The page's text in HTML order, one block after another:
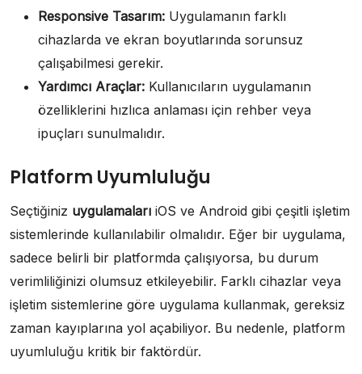
Responsive Tasarım: Uygulamanın farklı
cihazlarda ve ekran boyutlarında sorunsuz
çalışabilmesi gerekir.
Yardımcı Araçlar: Kullanıcıların uygulamanın
özelliklerini hızlıca anlaması için rehber veya
ipuçları sunulmalıdır.
Platform Uyumluluğu
Seçtiğiniz uygulamaları iOS ve Android gibi çeşitli işletim
sistemlerinde kullanılabilir olmalıdır. Eğer bir uygulama,
sadece belirli bir platformda çalışıyorsa, bu durum
verimliliğinizi olumsuz etkileyebilir. Farklı cihazlar veya
işletim sistemlerine göre uygulama kullanmak, gereksiz
zaman kayıplarına yol açabiliyor. Bu nedenle, platform
uyumluluğu kritik bir faktördür.